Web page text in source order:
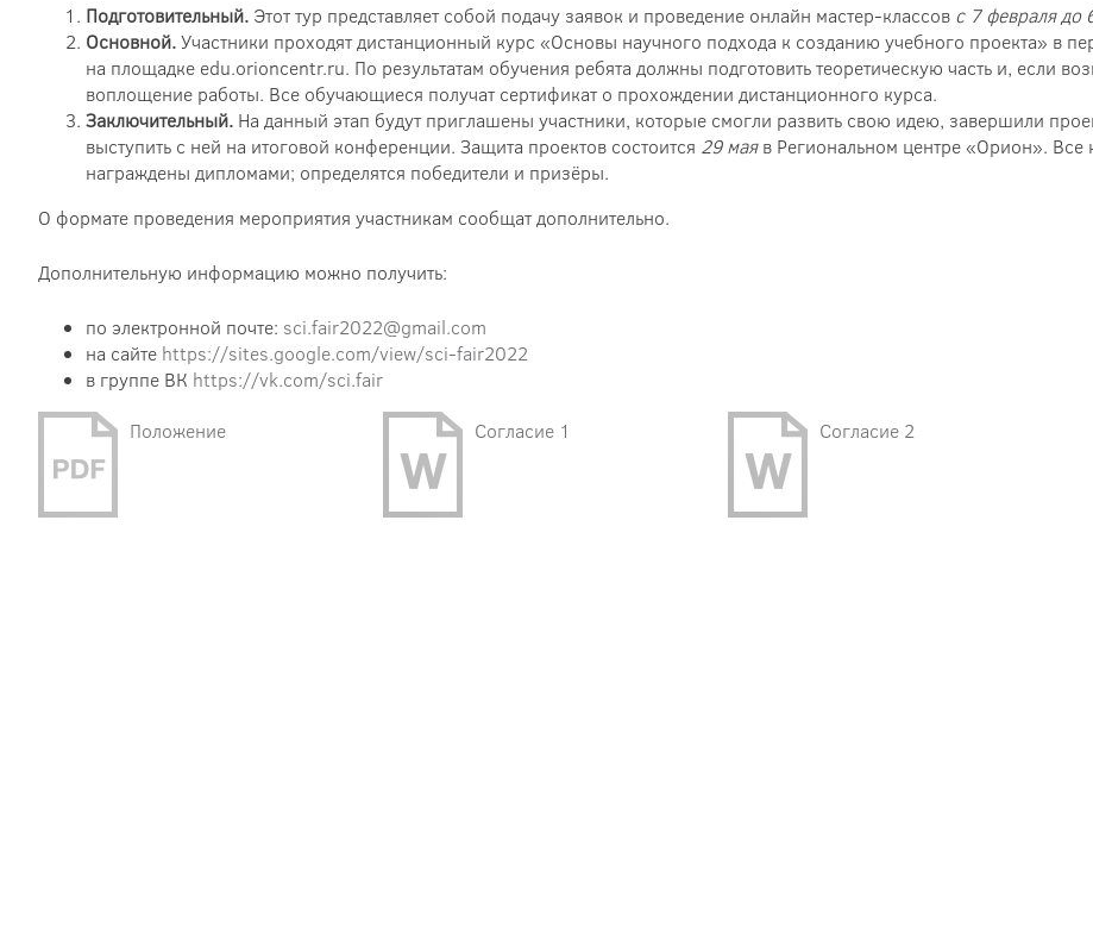
Подготовительный. Этот тур представляет собой подачу заявок и проведение онлайн мастер-классов с 7 февраля до
Основной.Участники проходят дистанционный курс «Основы научного подхода к созданию учебного проекта» в
на площадке edu.orioncentr.ru. По результатам обучения ребята должны подготовить теоретическую часть и, если
воплощение работы. Все обучающиеся получат сертификат о прохождении дистанционного курса.
Заключительный. На данный этап будут приглашены участники, которые смогли развить свою идею, завершили
выступить с ней на итоговой конференции. Защита проектов состоится 29 маяв Региональном центре «Орион». Все
награждены дипломами; определятся победители и призёры.
О формате проведения мероприятия участникам сообщат дополнительно.
Дополнительную информацию можно получить:
по электронной почте: sci.fair2022@gmail.com
на сайте https://sites.google.com/view/sci-fair2022
в группе ВК https://vk.com/sci.fair
Положение
Согласие 1 Согласие 2